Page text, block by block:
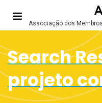
Associação dos
Search
projeto